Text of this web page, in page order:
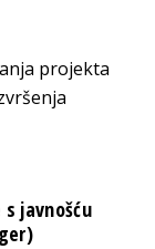
projekta
javnošću